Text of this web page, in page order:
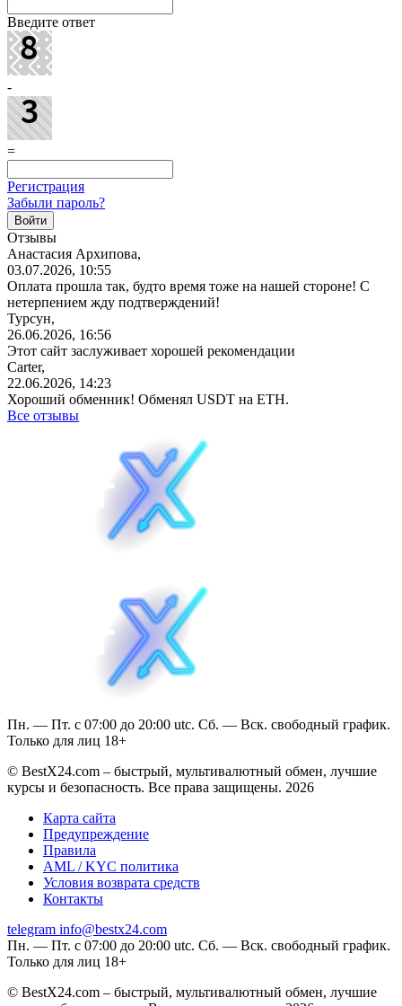
Введите ответ
-
=
Регистрация
Забыли пароль?
Отзывы
Анастасия Архипова,
03.07.2026, 10:55
Оплата прошла так, будто время тоже на нашей стороне! С
нетерпением жду подтверждений!
Турсун,
26.06.2026, 16:56
Этот сайт заслуживает хорошей рекомендации
Carter,
22.06.2026, 14:23
Хороший обменник! Обменял USDT на ETH.
Все отзывы
Пн. — Пт. с 07:00 до 20:00 utc. Сб. — Вск. свободный график.
Только для лиц 18+
© BestX24.com – быстрый, мультивалютный обмен, лучшие
курсы и безопасность. Все права защищены. 2026
Карта сайта
Предупреждение
Правила
AML / KYC политика
Условия возврата средств
Контакты
telegram info@bestx24.com
Пн. — Пт. с 07:00 до 20:00 utc. Сб. — Вск. свободный график.
Только для лиц 18+
© BestX24.com – быстрый, мультивалютный обмен, лучшие